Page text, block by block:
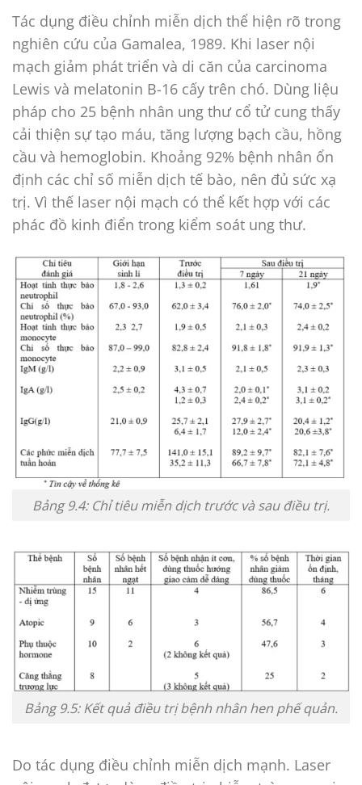
Tác dụng điều chỉnh miễn dịch thể hiện rõ trong
nghiên cứu của Gamalea, 1989. Khi laser nội
mạch giảm phát triển và di căn của carcinoma
Lewis và melatonin B-16 cấy trên chó. Dùng liệu
pháp cho 25 bệnh nhân ung thư cổ tử cung thấy
cải thiện sự tạo máu, tăng lượng bạch cầu, hồng
cầu và hemoglobin. Khoảng 92% bệnh nhân ổn
định các chỉ số miễn dịch tế bào, nên đủ sức xạ
trị. Vì thế laser nội mạch có thể kết hợp với các
phác đồ kinh điển trong kiểm soát ung thư.
Bảng 9.4: Chỉ tiêu miễn dịch trước và sau điều trị.
Bảng 9.5: Kết quả điều trị bệnh nhân hen phế quản.
Do tác dụng điều chỉnh miễn dịch mạnh. Laser